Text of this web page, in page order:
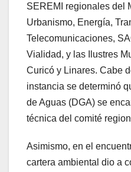
SEREMI regionales del
Urbanismo, Energía,
Telecomunicaciones,
Vialidad, y las Ilustres
Curicó y Linares. Cabe
instancia se determinó
de Aguas (DGA) se
técnica del comité
Asimismo, en el
cartera ambiental dio a